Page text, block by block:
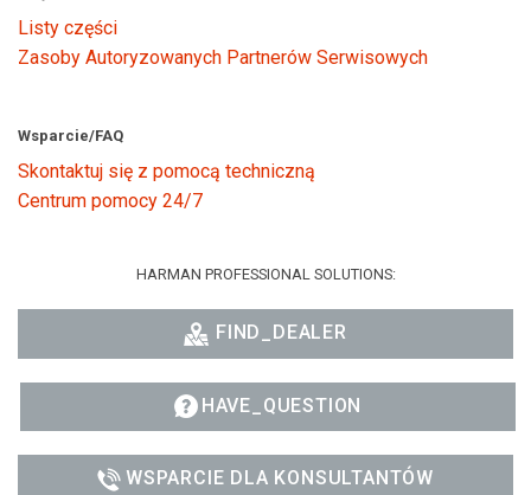
Listy części
Zasoby Autoryzowanych Partnerów Serwisowych
Wsparcie/FAQ
Skontaktuj się z pomocą techniczną
Centrum pomocy 24/7
HARMAN PROFESSIONAL SOLUTIONS:
FIND_DEALER
HAVE_QUESTION
WSPARCIE DLA KONSULTANTÓW